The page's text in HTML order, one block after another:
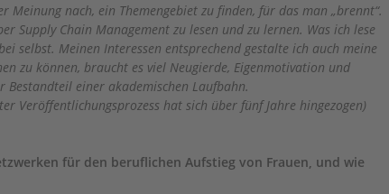
Meinung nach, ein Themengebiet zu finden, für das man „brennt“.
Supply Chain Management zu lesen und zu lernen. Was ich lese
selbst. Meinen Interessen entsprechend gestalte ich auch meine
zu können, braucht es viel Neugierde, Eigenmotivation und
einer akademischen Laufbahn.
Veröffentlichungsprozess hat sich über fünf Jahre hingezogen)
für den beruflichen Aufstieg von Frauen, und wie